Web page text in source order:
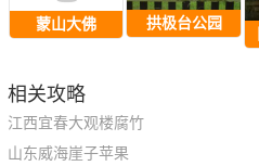
蒙山大佛 拱极台公园
相关攻略
江西宜春大观楼腐竹
山东威海崖子苹果